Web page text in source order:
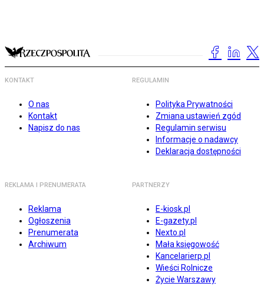
KONTAKT
O nas
Kontakt
Napisz do nas
REGULAMIN
Polityka Prywatności
Zmiana ustawień zgód
Regulamin serwisu
Informacje o nadawcy
Deklaracja dostępności
REKLAMA I PRENUMERATA
Reklama
Ogłoszenia
Prenumerata
Archiwum
PARTNERZY
E-kiosk.pl
E-gazety.pl
Nexto.pl
Mała księgowość
Kancelarierp.pl
Wieści Rolnicze
Życie Warszawy